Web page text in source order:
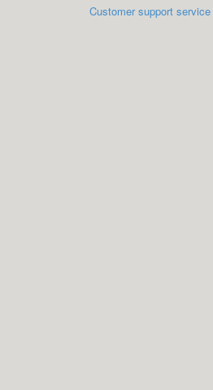
Customer support service